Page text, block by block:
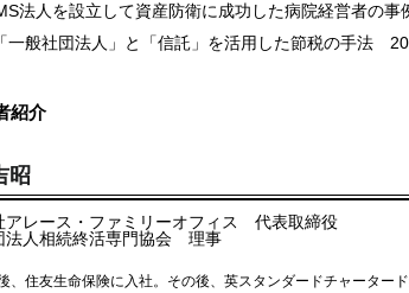
法人を設立して資産防衛に成功した病院経営者の事
一般社団法人」と「信託」を活用した節税の手法
紹介
昭
アレース・ファミリーオフィス 代表取締役
法人相続終活専門協会 理事
、住友生命保険に入社。その後、英スタンダードチャーター